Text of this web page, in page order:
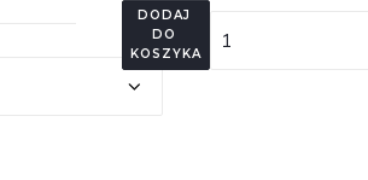
DODAJ
DO
KOSZYKA